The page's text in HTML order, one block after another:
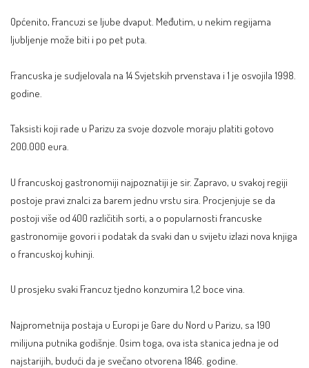
Općenito, Francuzi se ljube dvaput. Međutim, u nekim regijama
ljubljenje može biti i po pet puta.
Francuska je sudjelovala na 14 Svjetskih prvenstava i 1 je osvojila 1998.
godine.
Taksisti koji rade u Parizu za svoje dozvole moraju platiti gotovo
200.000 eura.
U francuskoj gastronomiji najpoznatiji je sir. Zapravo, u svakoj regiji
postoje pravi znalci za barem jednu vrstu sira. Procjenjuje se da
postoji više od 400 različitih sorti, a o popularnosti francuske
gastronomije govori i podatak da svaki dan u svijetu izlazi nova knjiga
o francuskoj kuhinji.
U prosjeku svaki Francuz tjedno konzumira 1,2 boce vina.
Najprometnija postaja u Europi je Gare du Nord u Parizu, sa 190
milijuna putnika godišnje. Osim toga, ova ista stanica jedna je od
najstarijih, budući da je svečano otvorena 1846. godine.